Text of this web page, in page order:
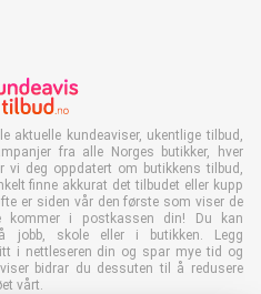
aktuelle kundeaviser, ukentlige tilbud,
fra alle Norges butikker, hver
vi deg oppdatert om butikkens tilbud,
finne akkurat det tilbudet eller kupp
er siden vår den første som viser de
kommer i postkassen din! Du kan
jobb, skole eller i butikken. Legg
i nettleseren din og spar mye tid og
bidrar du dessuten til å redusere
vårt.